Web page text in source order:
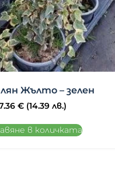
Жълто – зелен
€ (14.39 лв.)
в количката